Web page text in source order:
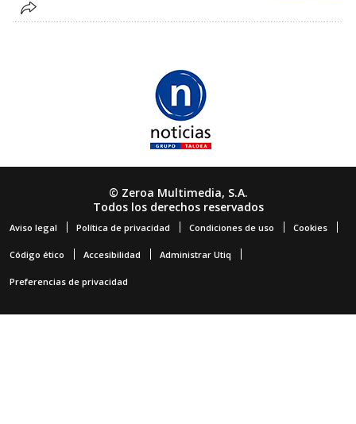
© Zeroa Multimedia, S.A.
Todos los derechos reservados
Aviso legal Política de privacidad Condiciones de uso Cookies
Código ético Accesibilidad Administrar Utiq
Preferencias de privacidad